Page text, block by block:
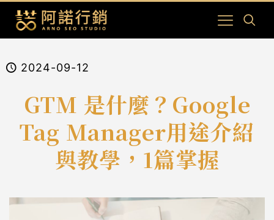
2024-09-12
GTM 是什麼？Google
Tag Manager用途介紹
與教學，1篇掌握